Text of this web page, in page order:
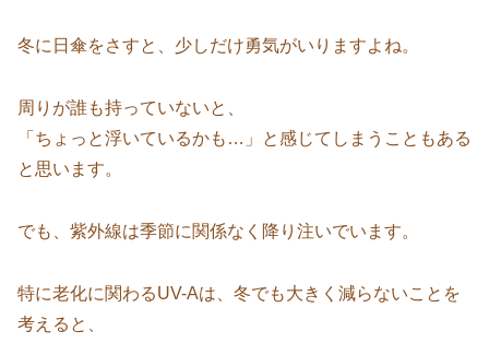
冬に日傘をさすと、少しだけ勇気がいりますよね。
周りが誰も持っていないと、
「ちょっと浮いているかも…」と感じてしまうこともある
と思います。
でも、紫外線は季節に関係なく降り注いでいます。
特に老化に関わるUV-Aは、冬でも大きく減らないことを
考えると、